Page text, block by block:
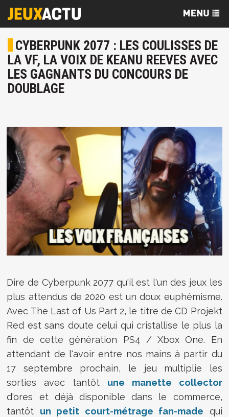
CYBERPUNK 2077 : LES COULISSES DE
LA VF, LA VOIX DE KEANU REEVES AVEC
LES GAGNANTS DU CONCOURS DE
DOUBLAGE
Dire de Cyberpunk 2077 qu'il est l'un des jeux les
plus attendus de 2020 est un doux euphémisme.
Avec The Last of Us Part 2, le titre de CD Projekt
Red est sans doute celui qui cristallise le plus la
fin de cette génération PS4 / Xbox One. En
attendant de l'avoir entre nos mains à partir du
17 septembre prochain, le jeu multiplie les
sorties avec tantôt une manette collector
d'ores et déjà disponible dans le commerce,
tantôt un petit court-métrage fan-made qui